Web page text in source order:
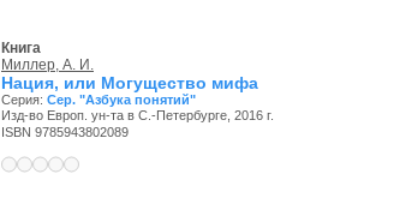
Книга
Миллер, А. И.
Нация, или Могущество мифа
Серия: Сер. "Азбука понятий"
Изд-во Европ. ун-та в С.-Петербурге, 2016 г.
ISBN 9785943802089